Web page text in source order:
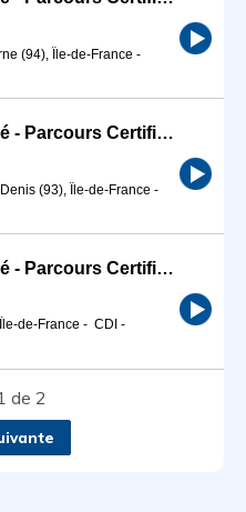
(94), Île-de-France -
Directeur de Supermarché - Parcours Certifiant (H/F)
(93), Île-de-France -
Directeur de Supermarché - Parcours Certifiant (H/F)
de-France - CDI -
de 2